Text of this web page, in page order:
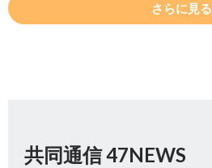
さらに見る
共同通信 47NEWS